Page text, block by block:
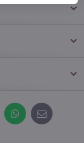
WhatsApp
E-
mail